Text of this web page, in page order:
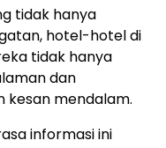
tidak hanya
hotel-hotel di
tidak hanya
dan
kesan mendalam.
informasi ini